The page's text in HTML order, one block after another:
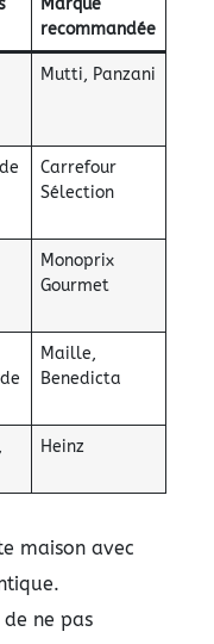
Marque
recommandée
Mutti, Panzani
Carrefour
Sélection
Monoprix
Gourmet
Maille,
Benedicta
Heinz
maison avec
ne pas